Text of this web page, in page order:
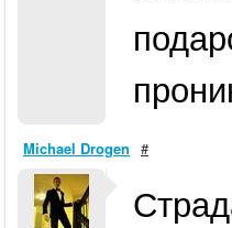
Michael Drogen #